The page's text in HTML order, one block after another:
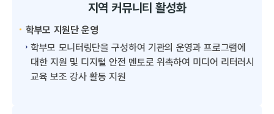
지역 커뮤니티 활성화
학부모 지원단 운영
학부모 모니터링단을 구성하여 기관의 운영과 프로그램에
대한 지원 및 디지털 안전 멘토로 위촉하여 미디어 리터러시
교육 보조 강사 활동 지원